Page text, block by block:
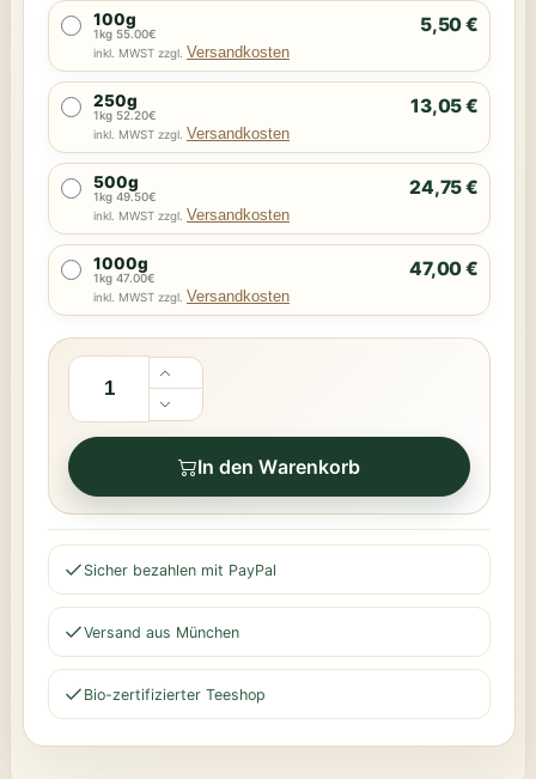
100g
1kg 55.00€ 5,50 €
inkl. MWST zzgl. Versandkosten
250g
1kg 52.20€ 13,05 €
inkl. MWST zzgl. Versandkosten
500g
1kg 49.50€ 24,75 €
inkl. MWST zzgl. Versandkosten
1000g
1kg 47.00€ 47,00 €
inkl. MWST zzgl. Versandkosten
In den Warenkorb
Sicher bezahlen mit PayPal
Versand aus München
Bio-zertifizierter Teeshop